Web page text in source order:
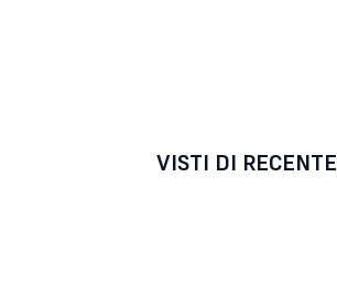
VISTI DI RECENTE